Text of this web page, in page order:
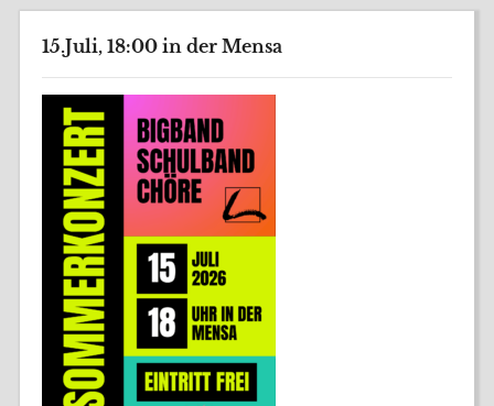
15.Juli, 18:00 in der Mensa